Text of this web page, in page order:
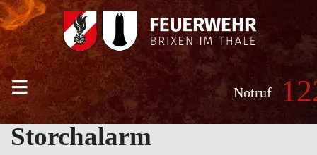
≡ Notruf
Storchalarm